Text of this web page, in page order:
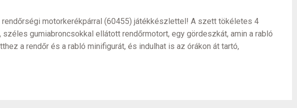
motorkerékpárral (60455) játékkészlettel! A szett tökéletes 4
gumiabroncsokkal ellátott rendőrmotort, egy gördeszkát, amin a rabló
a rendőr és a rabló minifigurát, és indulhat is az órákon át tartó,